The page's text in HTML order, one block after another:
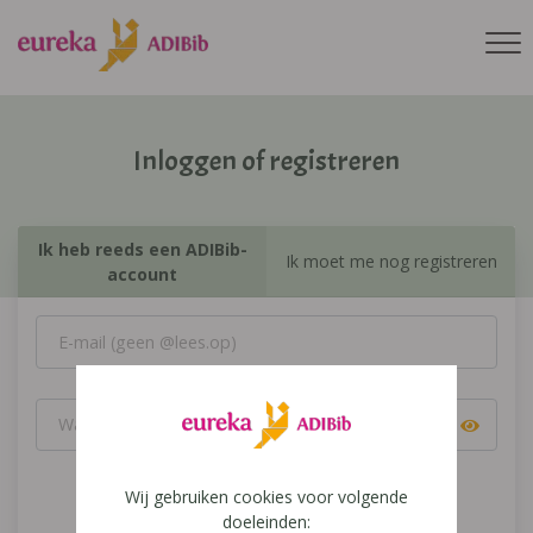
Inloggen of registreren
Ik heb reeds een ADIBib-
account
Ik moet me nog registreren
Inloggen
Wij gebruiken cookies voor volgende
doeleinden: